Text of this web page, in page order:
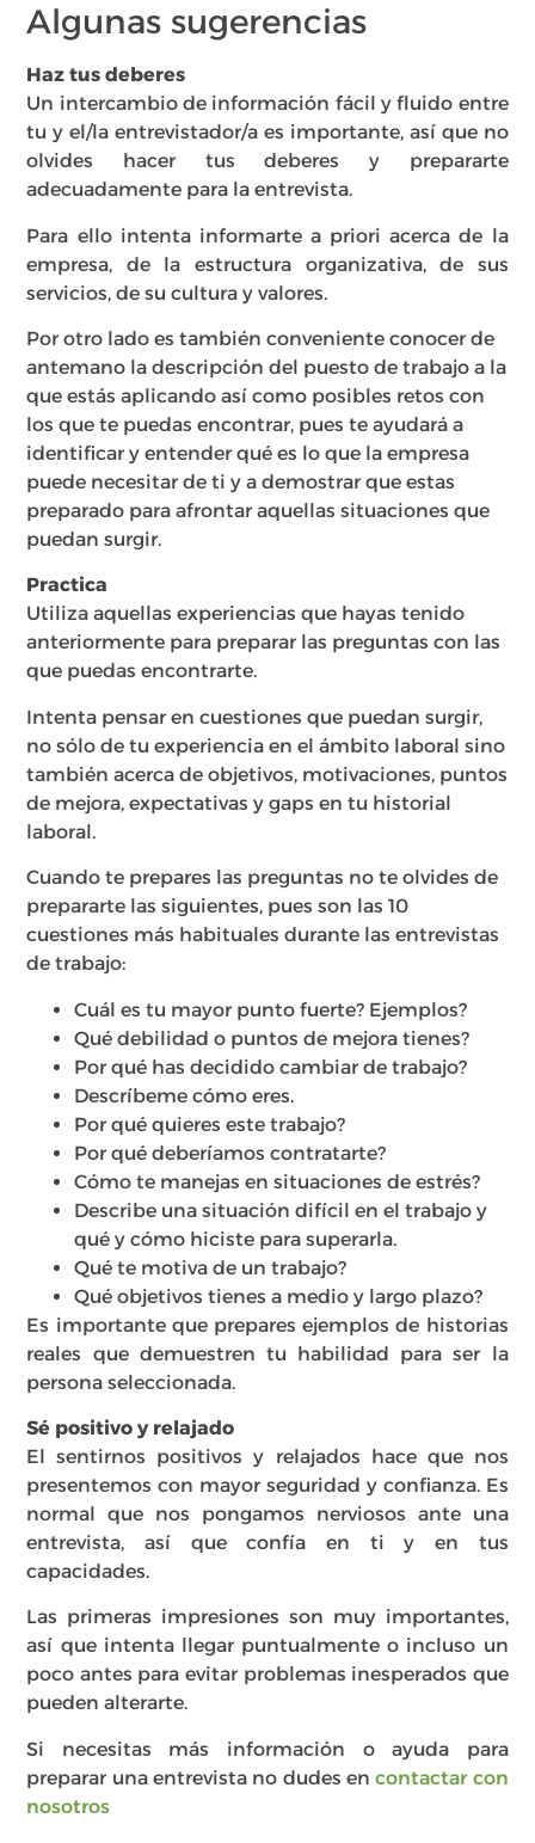
Algunas sugerencias
Haz tus deberes
Un intercambio de información fácil y fluido entre
tu y el/la entrevistador/a es importante, así que no
olvides hacer tus deberes y prepararte
adecuadamente para la entrevista.
Para ello intenta informarte a priori acerca de la
empresa, de la estructura organizativa, de sus
servicios, de su cultura y valores.
Por otro lado es también conveniente conocer de
antemano la descripción del puesto de trabajo a la
que estás aplicando así como posibles retos con
los que te puedas encontrar, pues te ayudará a
identificar y entender qué es lo que la empresa
puede necesitar de ti y a demostrar que estas
preparado para afrontar aquellas situaciones que
puedan surgir.
Practica
Utiliza aquellas experiencias que hayas tenido
anteriormente para preparar las preguntas con las
que puedas encontrarte.
Intenta pensar en cuestiones que puedan surgir,
no sólo de tu experiencia en el ámbito laboral sino
también acerca de objetivos, motivaciones, puntos
de mejora, expectativas y gaps en tu historial
laboral.
Cuando te prepares las preguntas no te olvides de
prepararte las siguientes, pues son las 10
cuestiones más habituales durante las entrevistas
de trabajo:
Cuál es tu mayor punto fuerte? Ejemplos?
Qué debilidad o puntos de mejora tienes?
Por qué has decidido cambiar de trabajo?
Descríbeme cómo eres.
Por qué quieres este trabajo?
Por qué deberíamos contratarte?
Cómo te manejas en situaciones de estrés?
Describe una situación difícil en el trabajo y
qué y cómo hiciste para superarla.
Qué te motiva de un trabajo?
Qué objetivos tienes a medio y largo plazo?
Es importante que prepares ejemplos de historias
reales que demuestren tu habilidad para ser la
persona seleccionada.
Sé positivo y relajado
El sentirnos positivos y relajados hace que nos
presentemos con mayor seguridad y confianza. Es
normal que nos pongamos nerviosos ante una
entrevista, así que confía en ti y en tus
capacidades.
Las primeras impresiones son muy importantes,
así que intenta llegar puntualmente o incluso un
poco antes para evitar problemas inesperados que
pueden alterarte.
Si necesitas más información o ayuda para
preparar una entrevista no dudes encontactar con
nosotros